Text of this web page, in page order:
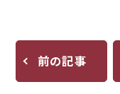
前の記事